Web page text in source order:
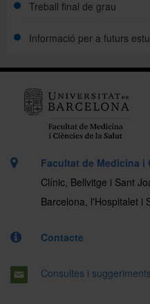
Treball final de grau
Informació per a futurs
Facultat de Medicina i
Clínic, Bellvitge i Sant
Barcelona, l'Hospitalet i
Contacte
Consultes i suggeriments